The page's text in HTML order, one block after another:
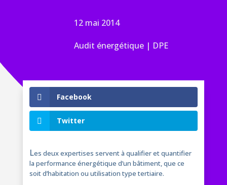
12 mai 2014
Audit énergétique| DPE
Facebook
Twitter
Les deux expertises servent à qualifier et quantifier
la performance énergétique d’un bâtiment, que ce
soit d’habitation ou utilisation type tertiaire.